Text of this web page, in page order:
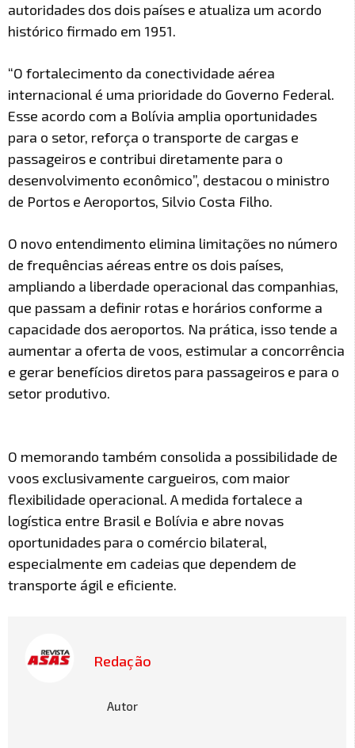
autoridades dos dois países e atualiza um acordo
histórico firmado em 1951.
“O fortalecimento da conectividade aérea
internacional é uma prioridade do Governo Federal.
Esse acordo com a Bolívia amplia oportunidades
para o setor, reforça o transporte de cargas e
passageiros e contribui diretamente para o
desenvolvimento econômico”, destacou o ministro
de Portos e Aeroportos, Silvio Costa Filho.
O novo entendimento elimina limitações no número
de frequências aéreas entre os dois países,
ampliando a liberdade operacional das companhias,
que passam a definir rotas e horários conforme a
capacidade dos aeroportos. Na prática, isso tende a
aumentar a oferta de voos, estimular a concorrência
e gerar benefícios diretos para passageiros e para o
setor produtivo.
O memorando também consolida a possibilidade de
voos exclusivamente cargueiros, com maior
flexibilidade operacional. A medida fortalece a
logística entre Brasil e Bolívia e abre novas
oportunidades para o comércio bilateral,
especialmente em cadeias que dependem de
transporte ágil e eficiente.
Redação
Autor